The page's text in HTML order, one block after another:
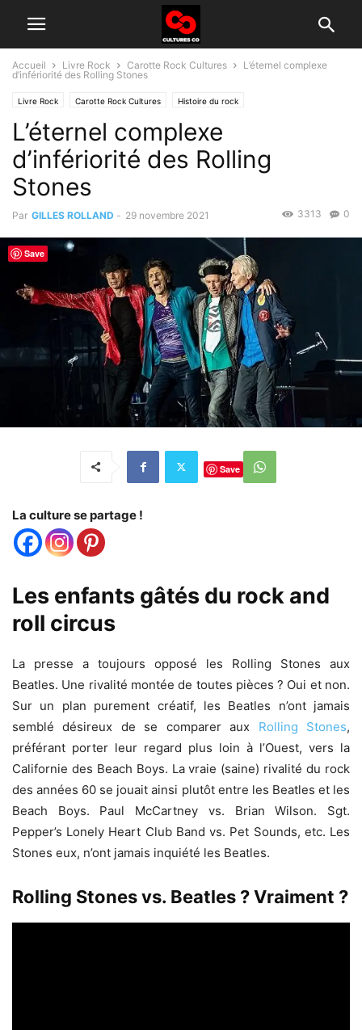
Accueil Livre Rock Carotte Rock Cultures
L’éternel complexe
d’infériorité des Rolling Stones
Livre Rock Carotte Rock Cultures Histoire du rock
L’éternel complexe
d’infériorité des Rolling
Stones
Par GILLES ROLLAND - 29 novembre 2021 0
3313
Save
La culture se partage !
Les enfants gâtés du rock and
roll circus
La presse a toujours opposé les Rolling Stones aux
Beatles. Une rivalité montée de toutes pièces ? Oui et non.
Sur un plan purement créatif, les Beatles n’ont jamais
semblé désireux de se comparer aux Rolling Stones,
préférant porter leur regard plus loin à l’Ouest, vers la
Californie des Beach Boys. La vraie (saine) rivalité du rock
des années 60 se jouait ainsi plutôt entre les Beatles et les
Beach Boys. Paul McCartney vs. Brian Wilson. Sgt.
Pepper’s Lonely Heart Club Band vs. Pet Sounds, etc. Les
Stones eux, n’ont jamais inquiété les Beatles.
Rolling Stones vs. Beatles ? Vraiment ?
Save